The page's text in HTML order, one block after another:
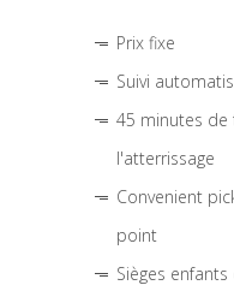
Prix fixe
Suivi
45 minutes
l'atterrissage
Convenient
point
Sièges